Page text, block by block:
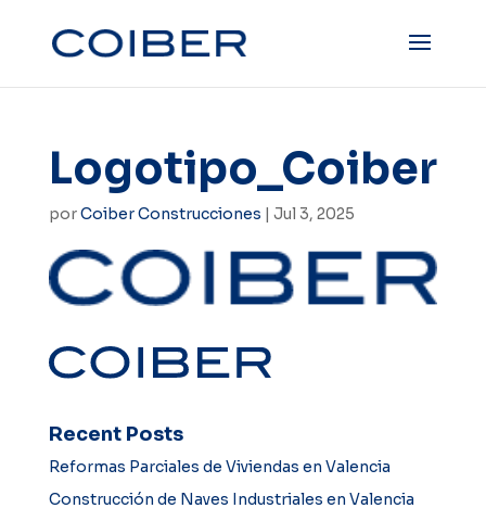
Logotipo_Coiber
porCoiber Construcciones | Jul 3, 2025
Recent Posts
Reformas Parciales de Viviendas en Valencia
Construcción de Naves Industriales en Valencia